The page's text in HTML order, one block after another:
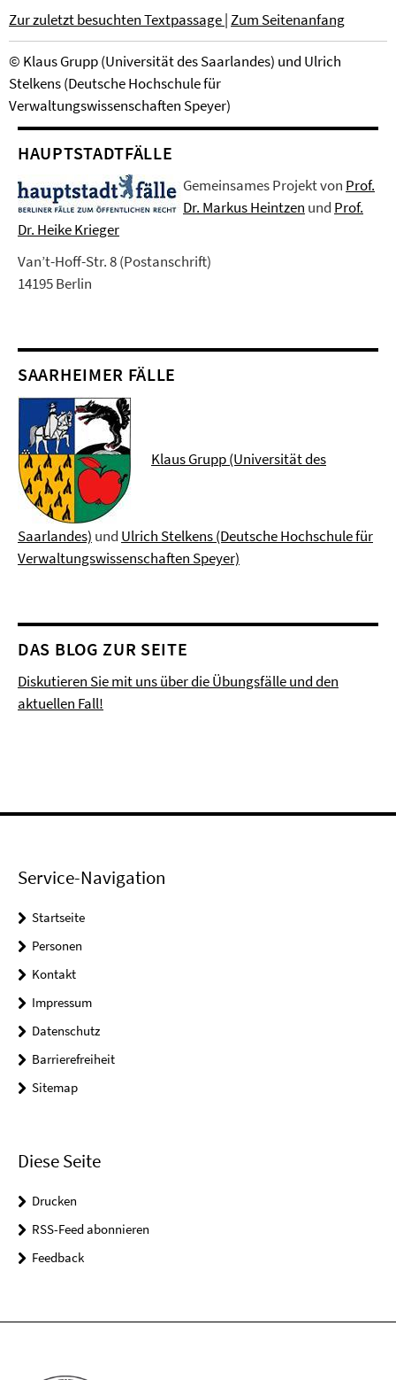
Zur zuletzt besuchten Textpassage|Zum Seitenanfang
© Klaus Grupp (Universität des Saarlandes) und Ulrich
Stelkens (Deutsche Hochschule für
Verwaltungswissenschaften Speyer)
HAUPTSTADTFÄLLE
Gemeinsames Projekt von Prof.
Dr. Markus Heintzen und Prof.
Dr. Heike Krieger
Van’t-Hoff-Str. 8 (Postanschrift)
14195 Berlin
SAARHEIMER FÄLLE
Klaus Grupp (Universität des
Saarlandes) und Ulrich Stelkens (Deutsche Hochschule für
Verwaltungswissenschaften Speyer)
DAS BLOG ZUR SEITE
Diskutieren Sie mit uns über die Übungsfälle und den
aktuellen Fall!
Service-Navigation
Startseite
Personen
Kontakt
Impressum
Datenschutz
Barrierefreiheit
Sitemap
Diese Seite
Drucken
RSS-Feed abonnieren
Feedback